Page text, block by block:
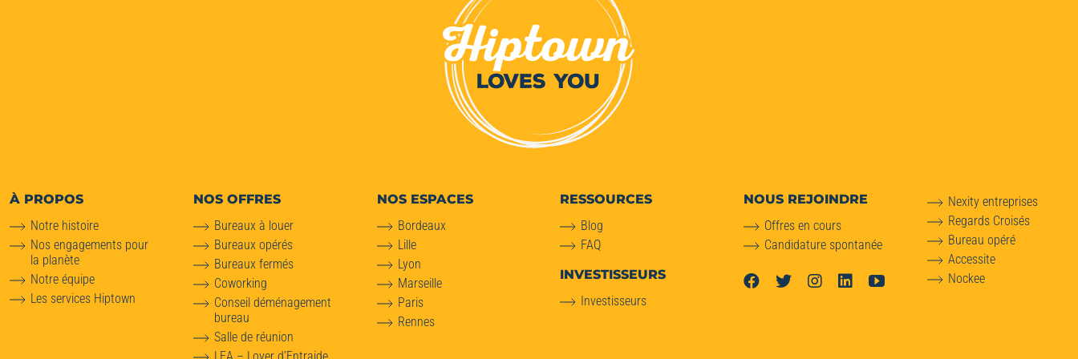
À PROPOS
Notre histoire
Nos engagements pour
la planète
Notre équipe
Les services Hiptown
NOS OFFRES
Bureaux à louer
Bureaux opérés
Bureaux fermés
Coworking
Conseil déménagement
bureau
Salle de réunion
NOS ESPACES
Bordeaux
Lille
Lyon
Marseille
Paris
Rennes
RESSOURCES
Blog
FAQ
INVESTISSEURS
Investisseurs
NOUS REJOINDRE
Offres en cours
Candidature spontanée
Nexity entreprises
Regards Croisés
Bureau opéré
Accessite
Nockee